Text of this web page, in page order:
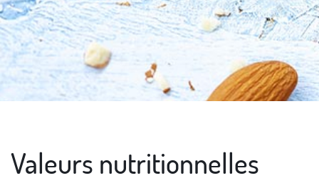
Valeurs nutritionnelles